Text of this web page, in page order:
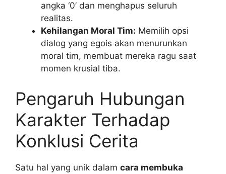
angka ‘0’ dan menghapus seluruh
realitas.
Kehilangan Moral Tim: Memilih opsi
dialog yang egois akan menurunkan
moral tim, membuat mereka ragu saat
momen krusial tiba.
Pengaruh Hubungan
Karakter Terhadap
Konklusi Cerita
Satu hal yang unik dalam cara membuka